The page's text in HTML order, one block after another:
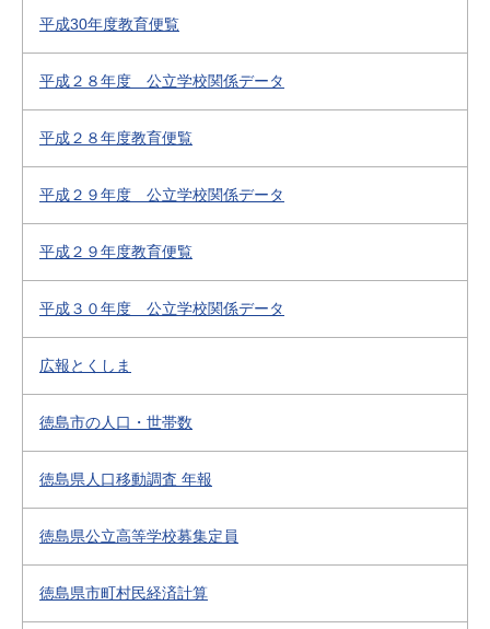
平成30年度教育便覧
平成２８年度 公立学校関係データ
平成２８年度教育便覧
平成２９年度 公立学校関係データ
平成２９年度教育便覧
平成３０年度 公立学校関係データ
広報とくしま
徳島市の人口・世帯数
徳島県人口移動調査 年報
徳島県公立高等学校募集定員
徳島県市町村民経済計算